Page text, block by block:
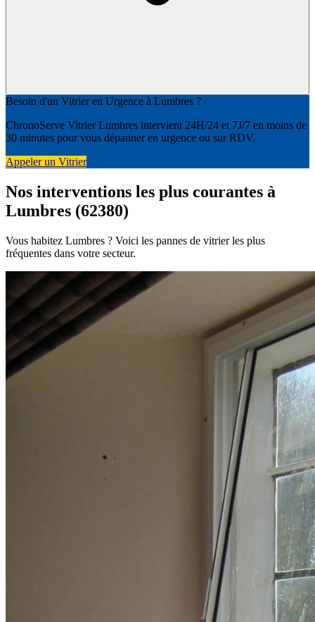
Besoin d'un Vitrier en Urgence à Lumbres ?
ChronoServe Vitrier Lumbres intervient 24H/24 et 7J/7 en moins de
30 minutes pour vous dépanner en urgence ou sur RDV.
Appeler un Vitrier
Nos interventions les plus courantes à
Lumbres (62380)
Vous habitez Lumbres ? Voici les pannes de vitrier les plus
fréquentes dans votre secteur.